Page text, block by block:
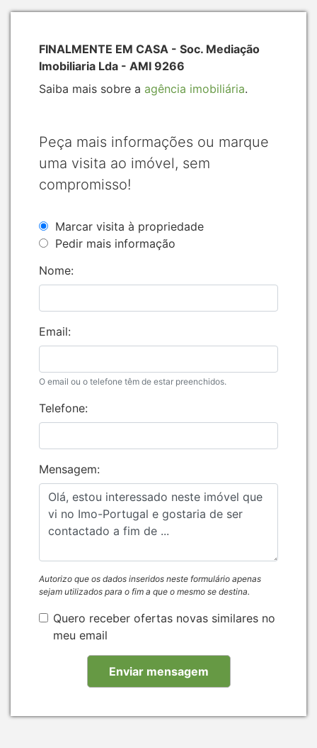
FINALMENTE EM CASA - Soc. Mediação
Imobiliaria Lda - AMI 9266
Saiba mais sobre a agência imobiliária.
Peça mais informações ou marque
uma visita ao imóvel, sem
compromisso!
Marcar visita à propriedade
Pedir mais informação
Nome:
Email:
O email ou o telefone têm de estar preenchidos.
Telefone:
Mensagem:
Autorizo que os dados inseridos neste formulário apenas
sejam utilizados para o fim a que o mesmo se destina.
Quero receber ofertas novas similares no
meu email